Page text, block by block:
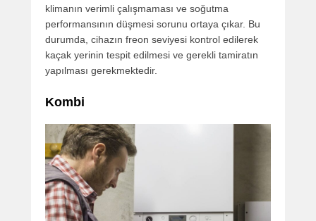
klimanın verimli çalışmaması ve soğutma
performansının düşmesi sorunu ortaya çıkar. Bu
durumda, cihazın freon seviyesi kontrol edilerek
kaçak yerinin tespit edilmesi ve gerekli tamiratın
yapılması gerekmektedir.
Kombi